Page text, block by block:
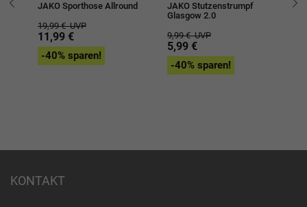
JAKO Sporthose Allround
19,99 €UVP
11,99 €
-40% sparen!
JAKO Stutzenstrumpf
Glasgow 2.0
9,99 €UVP
5,99 €
-40% sparen!
KONTAKT